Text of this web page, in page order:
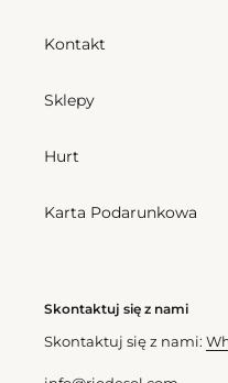
Kontakt
Sklepy
Hurt
Karta Podarunkowa
Skontaktuj się z nami
Skontaktuj się z nami: